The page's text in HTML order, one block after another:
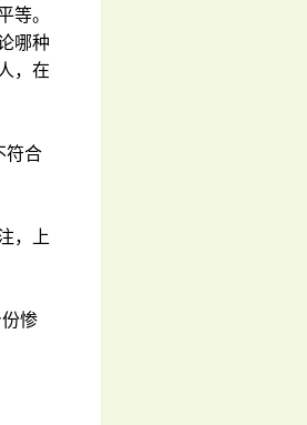
等。
哪种
，在
符合
，上
惨